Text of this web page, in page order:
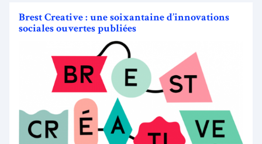
Brest Creative : une soixantaine d’innovations
sociales ouvertes publiées